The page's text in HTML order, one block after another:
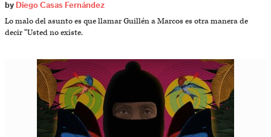
by Diego Casas Fernández
Lo malo del asunto es que llamar Guillén a Marcos es otra manera de
decir “Usted no existe.